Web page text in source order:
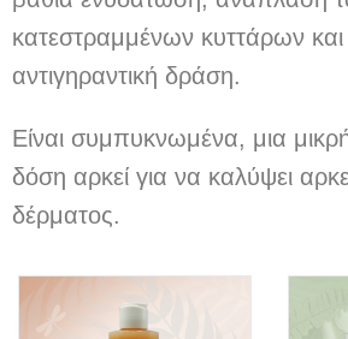
κατεστραμμένων κυττάρων
αντιγηραντική δράση.
Είναι συμπυκνωμένα, μια
δόση αρκεί για να καλύψει
δέρματος.